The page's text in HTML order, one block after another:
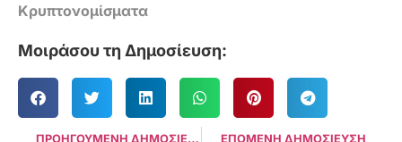
Κρυπτονομίσματα
Μοιράσου τη Δημοσίευση:
ΠΡΟΗΓΟΥΜΕΝΗ ΔΗΜΟΣΙΕΥΣΗ ΕΠΟΜΕΝΗ ΔΗΜΟΣΙΕΥΣΗ